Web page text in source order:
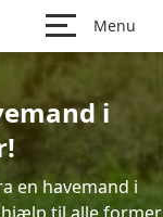
Menu
i
en havemand i